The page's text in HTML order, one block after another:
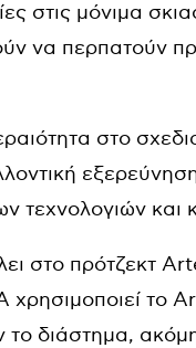
στις μόνιμα
να περπατούν
στο
τεχνολογιών
στο πρότζεκτ
το
το διάστημα,